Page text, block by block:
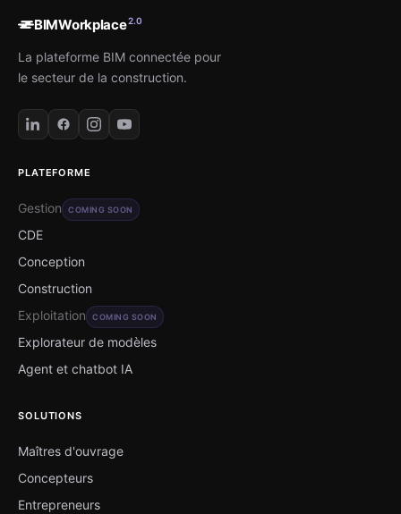
BIMWorkplace2.0
La plateforme BIM connectée pour
le secteur de la construction.
PLATEFORME
Gestion COMING SOON
CDE
Conception
Construction
Exploitation
COMING SOON
Explorateur de modèles
Agent et chatbot IA
SOLUTIONS
Maîtres d'ouvrage
Concepteurs
Entrepreneurs